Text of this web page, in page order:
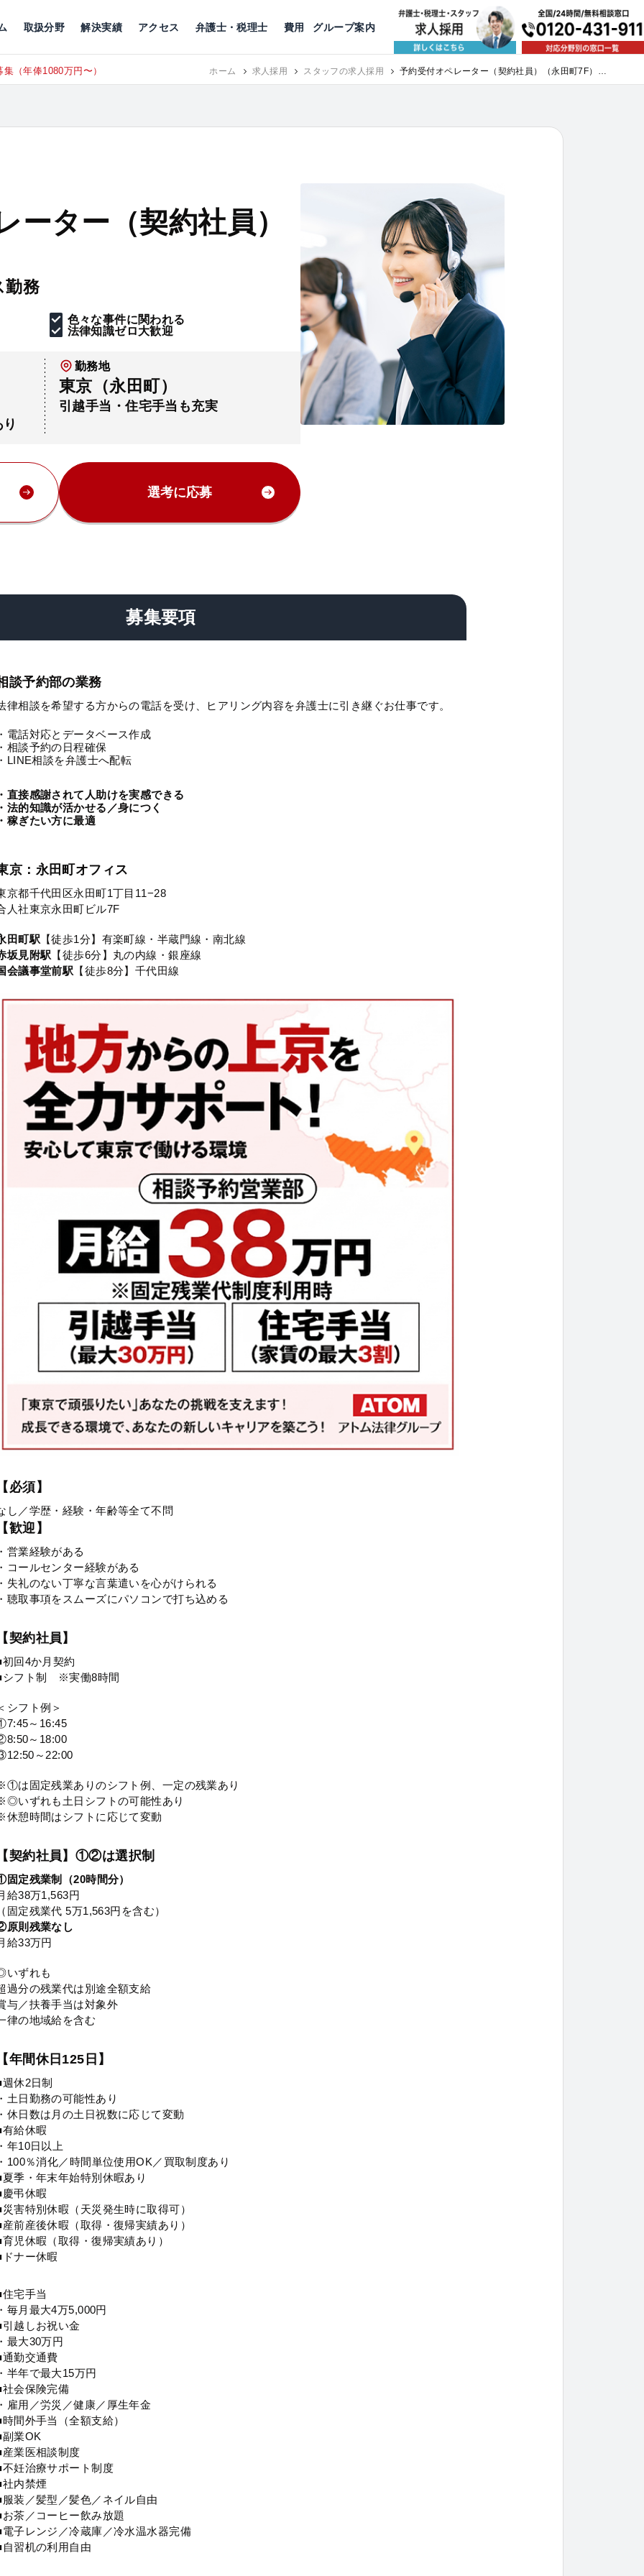
取扱分野
公益活動
解決実績 アクセス
京都 神戸 福岡
弁護士・税理士 費用 グループ案内
（年俸1080万円〜） RECRUIT 東京にて、相談予約スタッフ募集（月給38万以上）
ーター（契約社員）
勤務
色々な事件に関われる
法律知識ゼロ大歓迎
勤務地
東京（永田町）
引越手当・住宅手当も充実
選考に応募
募集要項
談予約部の業務
律相談を希望する方からの電話を受け、ヒアリング内容を弁護士に引き継ぐお仕事です。
電話対応とデータベース作成
相談予約の日程確保
LINE相談を弁護士へ配転
直接感謝されて人助けを実感できる
法的知識が活かせる／身につく
稼ぎたい方に最適
京：永田町オフィス
京都千代田区永田町1丁目11−28
人社東京永田町ビル7F
田町駅 【徒歩1分】有楽町線・半蔵門線・南北線
坂見附駅 【徒歩6分】丸の内線・銀座線
会議事堂前駅 【徒歩8分】千代田線
必須】
し／学歴・経験・年齢等全て不問
歓迎】
営業経験がある
コールセンター経験がある
失礼のない丁寧な言葉遣いを心がけられる
聴取事項をスムーズにパソコンで打ち込める
契約社員】
初回4か月契約
シフト制 ※実働8時間
シフト例＞
～16:45
～18:00
～22:00
は固定残業ありのシフト例、一定の残業あり
いずれも土日シフトの可能性あり
休憩時間はシフトに応じて変動
契約社員】①②は選択制
固定残業制（20時間分）
給38万1,563円
固定残業代 5万1,563円を含む）
原則残業なし
給33万円
いずれも
過分の残業代は別途全額支給
与／扶養手当は対象外
律の地域給を含む
年間休日125日】
休2日制
土日勤務の可能性あり
休日数は月の土日祝数に応じて変動
有給休暇
年10日以上
100％消化／時間単位使用OK／買取制度あり
夏季・年末年始特別休暇あり
慶弔休暇
災害特別休暇（天災発生時に取得可）
産前産後休暇（取得・復帰実績あり）
育児休暇（取得・復帰実績あり）
ドナー休暇
住宅手当
毎月最大4万5,000円
引越しお祝い金
最大30万円
通勤交通費
半年で最大15万円
社会保険完備
雇用／労災／健康／厚生年金
間外手当（全額支給）
副業OK
産業医相談制度
不妊治療サポート制度
社内禁煙
服装／髪型／髪色／ネイル自由
お茶／コーヒー飲み放題
電子レンジ／冷蔵庫／冷水温水器完備
自習机の利用自由
ホーム 求人採用 スタッフの求人採用
予約受付オペレーター（契約社員）（永田町7F）｜